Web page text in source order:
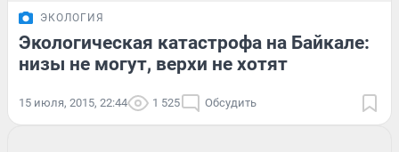
ЭКОЛОГИЯ
Экологическая катастрофа на Байкале:
низы не могут, верхи не хотят
15 июля, 2015, 22:44 1 525 Обсудить